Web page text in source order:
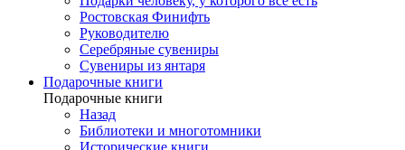
Ростовская Финифть
Руководителю
Серебряные сувениры
Сувениры из янтаря
Подарочные книги
Подарочные книги
Назад
Библиотеки и многотомники
Исторические книги